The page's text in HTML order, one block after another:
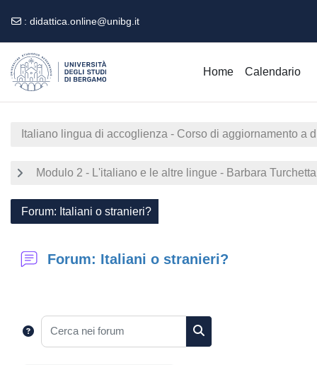
: didattica.online@unibg.it
Home Calendario
Italiano lingua di accoglienza - Corso di aggiornamento a
Modulo 2 - L'italiano e le altre lingue - Barbara
Forum: Italiani o stranieri?
Forum: Italiani o stranieri?
Cerca nei forum
Cerca nei forum